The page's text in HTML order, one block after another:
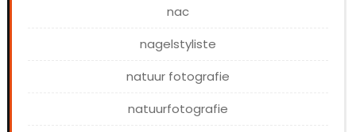
nac
nagelstyliste
natuur fotografie
natuurfotografie